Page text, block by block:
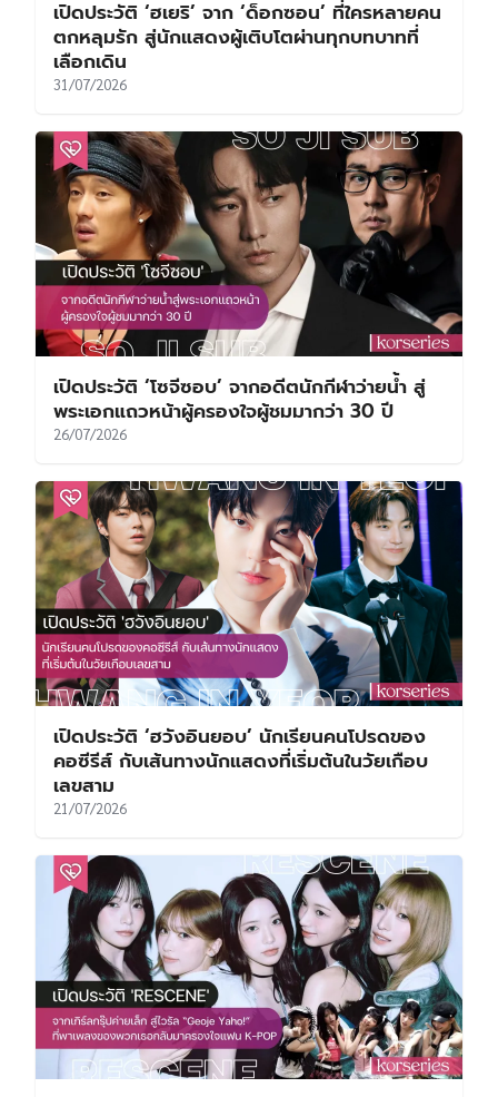
เปิดประวัติ ‘ฮเยริ’ จาก ‘ด็อกซอน’ ที่ใครหลายคน
ตกหลุมรัก สู่นักแสดงผู้เติบโตผ่านทุกบทบาทที่
เลือกเดิน
31/07/2026
เปิดประวัติ ‘โซจีซอบ’ จากอดีตนักกีฬาว่ายน้ำ สู่
พระเอกแถวหน้าผู้ครองใจผู้ชมมากว่า 30 ปี
26/07/2026
เปิดประวัติ ‘ฮวังอินยอบ’ นักเรียนคนโปรดของ
คอซีรีส์ กับเส้นทางนักแสดงที่เริ่มต้นในวัยเกือบ
เลขสาม
21/07/2026